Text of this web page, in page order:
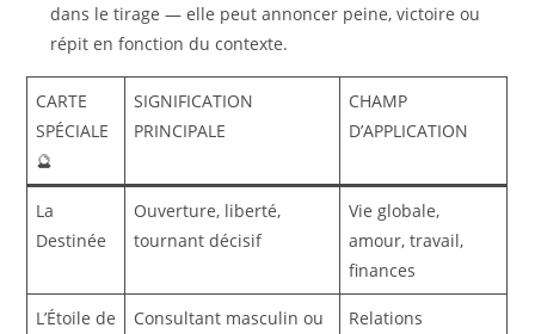
dans le tirage — elle peut annoncer peine, victoire ou
répit en fonction du contexte.
CARTE
SPÉCIALE
🔮
SIGNIFICATION
PRINCIPALE
CHAMP
D’APPLICATION
La
Destinée
Ouverture, liberté,
tournant décisif
Vie globale,
amour, travail,
finances
L’Étoile de
Consultant masculin ou
Relations